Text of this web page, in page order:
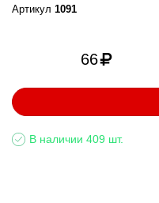
Артикул 1091
66
В наличии 409 шт.